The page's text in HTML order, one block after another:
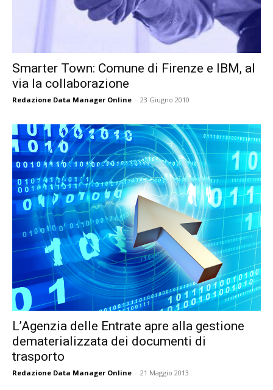
Smarter Town: Comune di Firenze e IBM, al
via la collaborazione
Redazione Data Manager Online - 23 Giugno 2010
L’Agenzia delle Entrate apre alla gestione
dematerializzata dei documenti di
trasporto
Redazione Data Manager Online - 21 Maggio 2013